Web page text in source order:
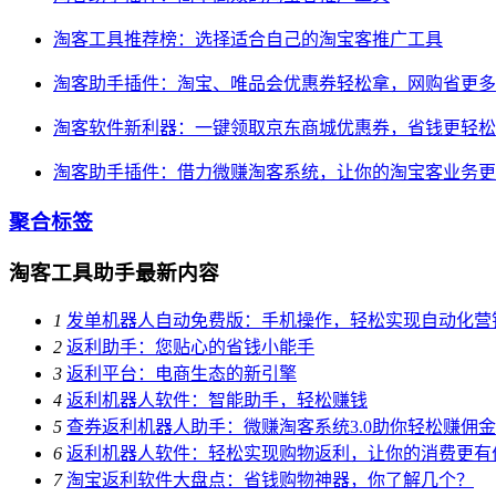
淘客工具推荐榜：选择适合自己的淘宝客推广工具
淘客助手插件：淘宝、唯品会优惠券轻松拿，网购省更多
淘客软件新利器：一键领取京东商城优惠券，省钱更轻松
淘客助手插件：借力微赚淘客系统，让你的淘宝客业务
聚合标签
淘客工具助手最新内容
1 发单机器人自动免费版：手机操作，轻松实现自动化营
2 返利助手：您贴心的省钱小能手
3 返利平台：电商生态的新引擎
4 返利机器人软件：智能助手，轻松赚钱
5 查券返利机器人助手：微赚淘客系统3.0助你轻松赚佣金
6 返利机器人软件：轻松实现购物返利，让你的消费更有
7 淘宝返利软件大盘点：省钱购物神器，你了解几个？